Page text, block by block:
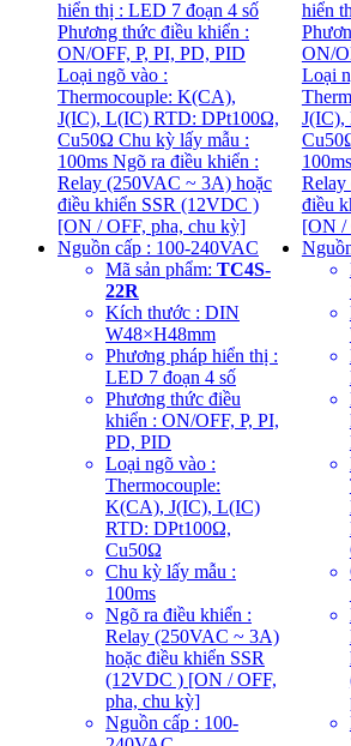
Mã sản phẩm: TC4S-
22R
Kích thước : DIN
W48×H48mm
Phương pháp hiển thị :
LED 7 đoạn 4 số
Phương thức điều
khiển : ON/OFF, P, PI,
PD, PID
Loại ngõ vào :
Thermocouple:
K(CA), J(IC), L(IC)
RTD: DPt100Ω,
Cu50Ω
Chu kỳ lấy mẫu :
100ms
Ngõ ra điều khiển :
Relay (250VAC ~ 3A)
hoặc điều khiển SSR
(12VDC ) [ON / OFF,
pha, chu kỳ]
Nguồn cấp : 100-